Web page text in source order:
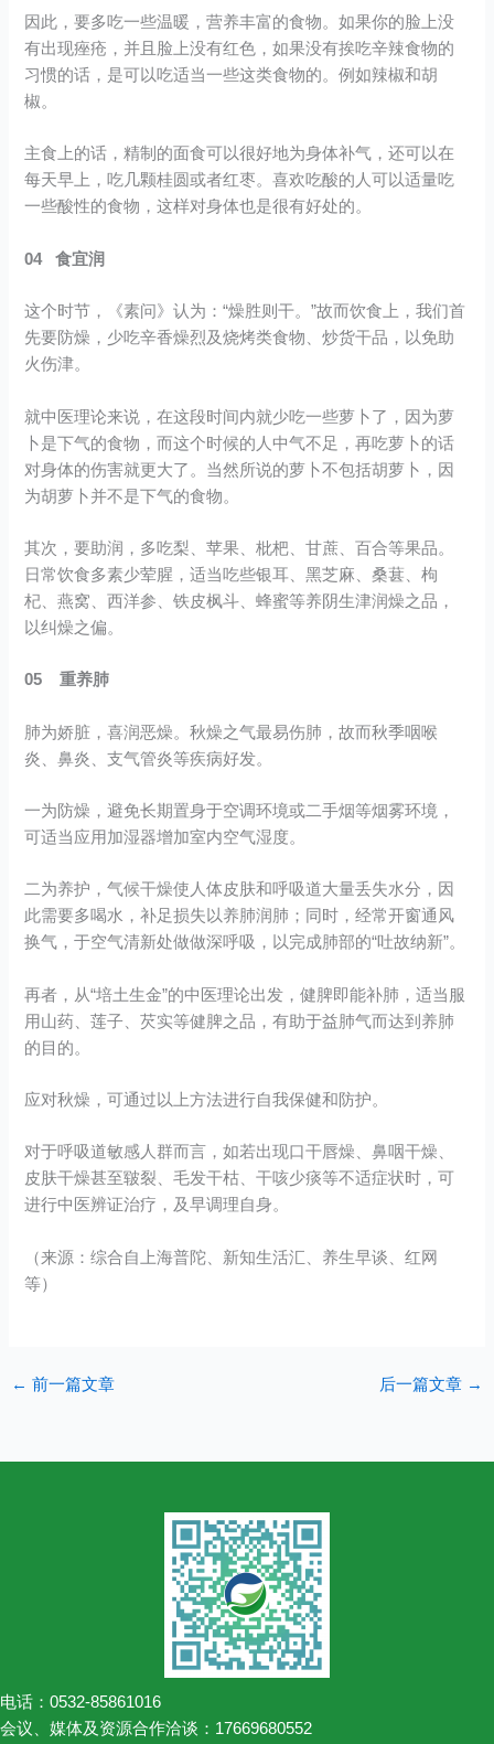
因此，要多吃一些温暖，营养丰富的食物。如果你的脸上没
有出现痤疮，并且脸上没有红色，如果没有挨吃辛辣食物的
习惯的话，是可以吃适当一些这类食物的。例如辣椒和胡
椒。
主食上的话，精制的面食可以很好地为身体补气，还可以在
每天早上，吃几颗桂圆或者红枣。喜欢吃酸的人可以适量吃
一些酸性的食物，这样对身体也是很有好处的。
04 食宜润
这个时节，《素问》认为：“燥胜则干。”故而饮食上，我们首
先要防燥，少吃辛香燥烈及烧烤类食物、炒货干品，以免助
火伤津。
就中医理论来说，在这段时间内就少吃一些萝卜了，因为萝
卜是下气的食物，而这个时候的人中气不足，再吃萝卜的话
对身体的伤害就更大了。当然所说的萝卜不包括胡萝卜，因
为胡萝卜并不是下气的食物。
其次，要助润，多吃梨、苹果、枇杷、甘蔗、百合等果品。
日常饮食多素少荤腥，适当吃些银耳、黑芝麻、桑葚、枸
杞、燕窝、西洋参、铁皮枫斗、蜂蜜等养阴生津润燥之品，
以纠燥之偏。
05 重养肺
肺为娇脏，喜润恶燥。秋燥之气最易伤肺，故而秋季咽喉
炎、鼻炎、支气管炎等疾病好发。
一为防燥，避免长期置身于空调环境或二手烟等烟雾环境，
可适当应用加湿器增加室内空气湿度。
二为养护，气候干燥使人体皮肤和呼吸道大量丢失水分，因
此需要多喝水，补足损失以养肺润肺；同时，经常开窗通风
换气，于空气清新处做做深呼吸，以完成肺部的“吐故纳新”。
再者，从“培土生金”的中医理论出发，健脾即能补肺，适当服
用山药、莲子、芡实等健脾之品，有助于益肺气而达到养肺
的目的。
应对秋燥，可通过以上方法进行自我保健和防护。
对于呼吸道敏感人群而言，如若出现口干唇燥、鼻咽干燥、
皮肤干燥甚至皲裂、毛发干枯、干咳少痰等不适症状时，可
进行中医辨证治疗，及早调理自身。
（来源：综合自上海普陀、新知生活汇、养生早谈、红网
等）
← 前一篇文章 后一篇文章 →
电话：0532-85861016
会议、媒体及资源合作洽谈：17669680552